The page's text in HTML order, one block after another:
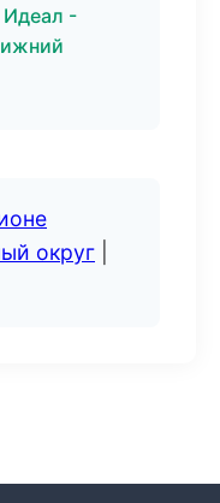
Идеал -
округ